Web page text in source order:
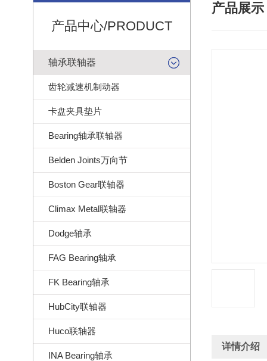
产品中心/PRODUCT
轴承联轴器
齿轮减速机制动器
卡盘夹具垫片
Bearing轴承联轴器
Belden Joints万向节
Boston Gear联轴器
Climax Metal联轴器
Dodge轴承
FAG Bearing轴承
FK Bearing轴承
HubCity联轴器
Huco联轴器
INA Bearing轴承
产品展示
详情介绍